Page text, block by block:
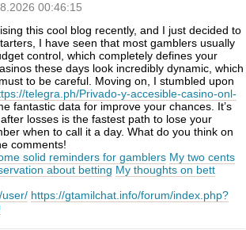
00:46:15
this cool blog recently, and I just decided to
I have seen that most gamblers usually
control, which completely defines your
these days look incredibly dynamic, which
to be careful. Moving on, I stumbled upon
telegra.ph/Privado-y-accesible-casino-onl-
fantastic data for improve your chances. It’s
losses is the fastest path to lose your
when to call it a day. What do you think on
comments!
solid reminders for gamblers My two cents
about betting My thoughts on bett
user/ https://gtamilchat.info/forum/index.php?